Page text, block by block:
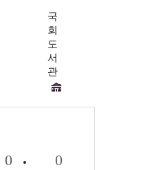
국
회
도
서
관
0 0